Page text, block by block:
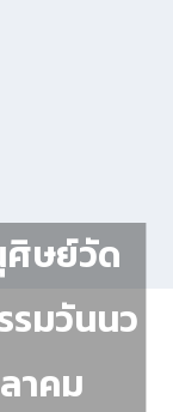
ษย์วัด
รมวันนว
าคม